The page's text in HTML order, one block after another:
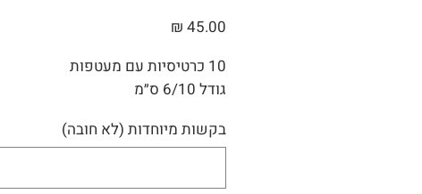
10 כרטיסיות עם מעטפות
גודל 6/10 ס״מ
בקשות מיוחדות (לא חובה)